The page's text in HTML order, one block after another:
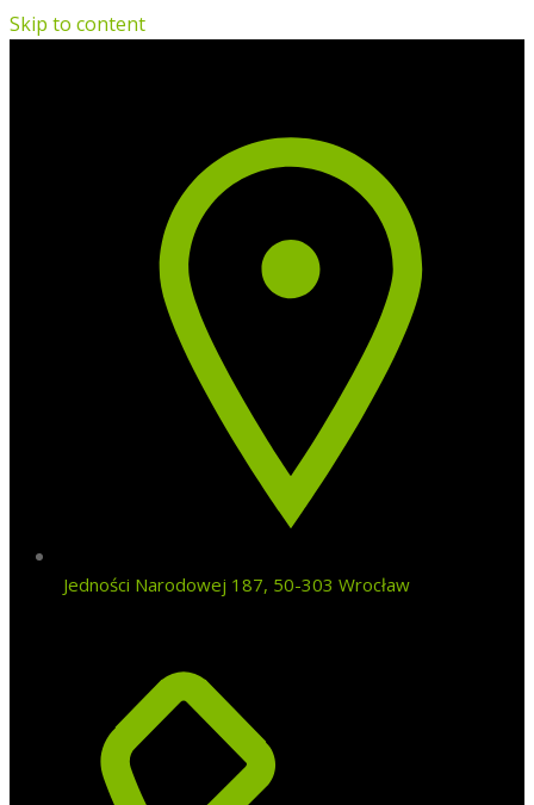
Skip to content
Jedności Narodowej 187, 50-303 Wrocław